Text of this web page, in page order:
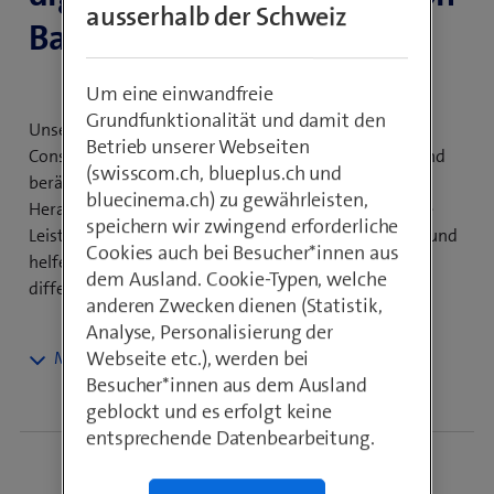
Banken.
Unser Expertenteam für Digital Transformation
Consulting begleitet Ihre Digitalisierungsvorhaben und
berät Sie bei strategischen sowie prozessualen
Herausforderungen. Dabei sorgen wir für effizientere
Leistungserstellung, begeisternde Kundenerlebnisse und
helfen so Ihrem Bankinstitut, sich am Markt zu
differenzieren.
Effizient agieren und
Kundenerlebnisse kreieren
Schrumpfenden Margen und steigender Kostendruck
ausserhalb der Schweiz
Um eine einwandfreie
Grundfunktionalität und damit den
Betrieb unserer Webseiten
(swisscom.ch, blueplus.ch und
bluecinema.ch) zu gewährleisten,
speichern wir zwingend erforderliche
Cookies auch bei Besucher*innen aus
dem Ausland. Cookie-Typen, welche
anderen Zwecken dienen (Statistik,
Analyse, Personalisierung der
Webseite etc.), werden bei
Besucher*innen aus dem Ausland
geblockt und es erfolgt keine
entsprechende Datenbearbeitung.